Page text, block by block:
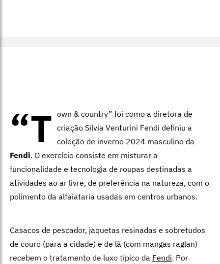
“T own & country” foi como a diretora de
criação Silvia Venturini Fendi definiu a
coleção de inverno 2024 masculino da
Fendi. O exercício consiste em misturar a
funcionalidade e tecnologia de roupas destinadas a
atividades ao ar livre, de preferência na natureza, com o
polimento da alfaiataria usadas em centros urbanos.
Casacos de pescador, jaquetas resinadas e sobretudos
de couro (para a cidade) e de lã (com mangas raglan)
recebem o tratamento de luxo típico da Fendi. Por